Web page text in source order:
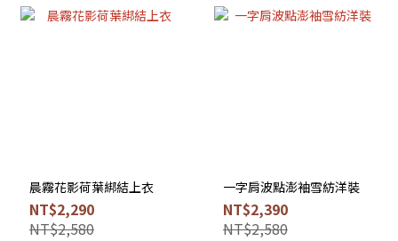
晨霧花影荷葉綁結上衣
NT$2,290
NT$2,580
一字肩波點澎袖雪紡洋裝
NT$2,390
NT$2,580